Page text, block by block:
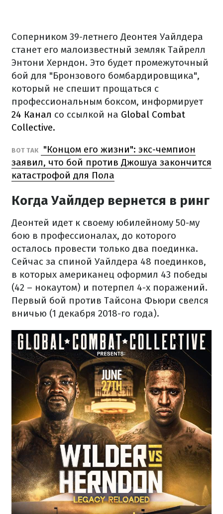
Соперником 39-летнего Деонтея Уайлдера
станет его малоизвестный земляк Тайрелл
Энтони Херндон. Это будет промежуточный
бой для "Бронзового бомбардировщика",
который не спешит прощаться с
профессиональным боксом, информирует
24 Канал со ссылкой на Global Combat
Collective.
ВОТ ТАК
"Концом его жизни": экс-чемпион
заявил, что бой против Джошуа закончится
катастрофой для Пола
Когда Уайлдер вернется в ринг
Деонтей идет к своему юбилейному 50-му
бою в профессионалах, до которого
осталось провести только два поединка.
Сейчас за спиной Уайлдера 48 поединков,
в которых американец оформил 43 победы
(42 – нокаутом) и потерпел 4-х поражений.
Первый бой против Тайсона Фьюри свелся
вничью (1 декабря 2018-го года).